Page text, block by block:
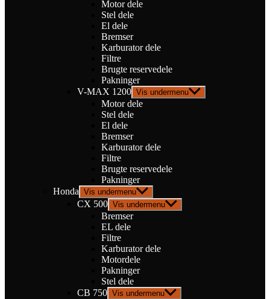
Motor dele
Stel dele
El dele
Bremser
Karburator dele
Filtre
Brugte reservedele
Pakninger
V-MAX 1200 Vis undermenu
Motor dele
Stel dele
El dele
Bremser
Karburator dele
Filtre
Brugte reservedele
Pakninger
Honda Vis undermenu
CX 500 Vis undermenu
Bremser
EL dele
Filtre
Karburator dele
Motordele
Pakninger
Stel dele
CB 750 Vis undermenu